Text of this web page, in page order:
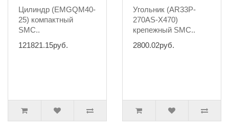
Цилиндр (EMGQM40-
25) компактный
SMC..
121821.15руб.
Угольник (AR33P-
270AS-X470)
крепежный SMC..
2800.02руб.